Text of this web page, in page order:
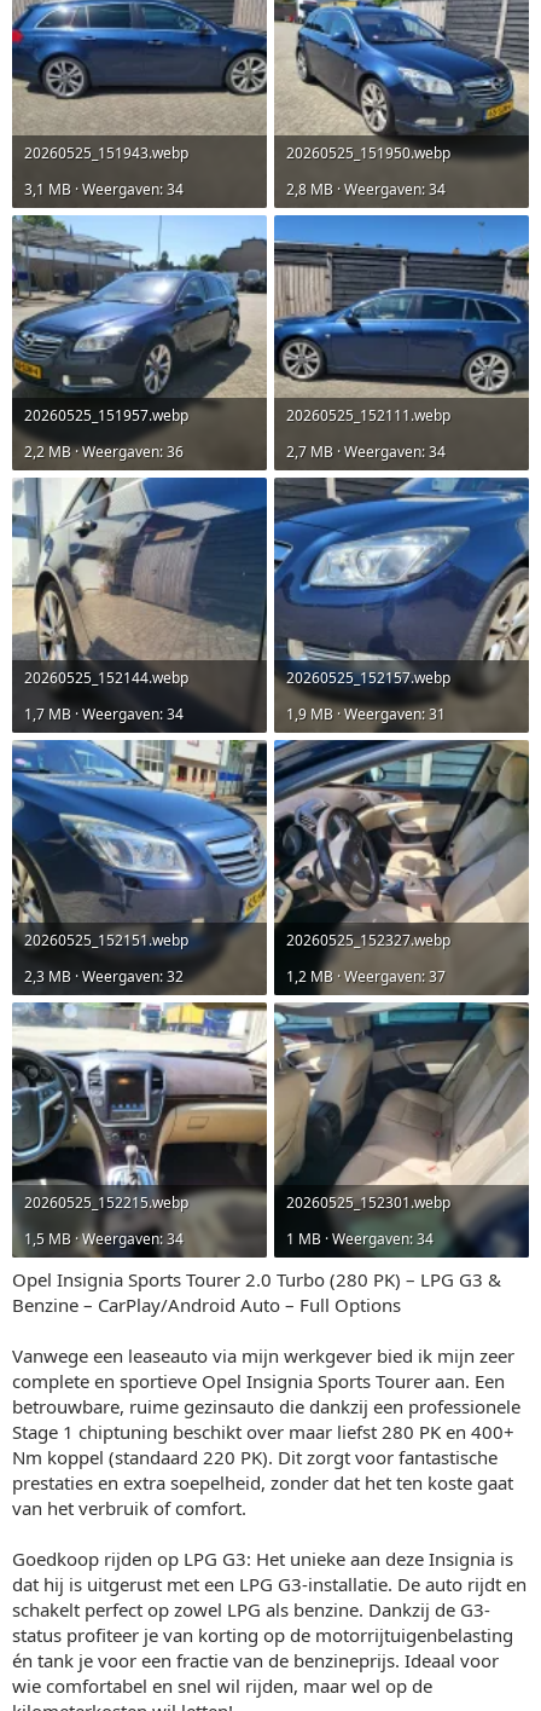
20260525_151943.webp
3,1 MB · Weergaven: 34
20260525_151950.webp
2,8 MB · Weergaven: 34
20260525_151957.webp
2,2 MB · Weergaven: 36
20260525_152111.webp
2,7 MB · Weergaven: 34
20260525_152144.webp
1,7 MB · Weergaven: 34
20260525_152157.webp
1,9 MB · Weergaven: 31
20260525_152151.webp
2,3 MB · Weergaven: 32
20260525_152327.webp
1,2 MB · Weergaven: 37
20260525_152215.webp
1,5 MB · Weergaven: 34
20260525_152301.webp
1 MB · Weergaven: 34
Opel Insignia Sports Tourer 2.0 Turbo (280 PK) – LPG G3 &
Benzine – CarPlay/Android Auto – Full Options
Vanwege een leaseauto via mijn werkgever bied ik mijn zeer
complete en sportieve Opel Insignia Sports Tourer aan. Een
betrouwbare, ruime gezinsauto die dankzij een professionele
Stage 1 chiptuning beschikt over maar liefst 280 PK en 400+
Nm koppel (standaard 220 PK). Dit zorgt voor fantastische
prestaties en extra soepelheid, zonder dat het ten koste gaat
van het verbruik of comfort.
Goedkoop rijden op LPG G3: Het unieke aan deze Insignia is
dat hij is uitgerust met een LPG G3-installatie. De auto rijdt en
schakelt perfect op zowel LPG als benzine. Dankzij de G3-
status profiteer je van korting op de motorrijtuigenbelasting
én tank je voor een fractie van de benzineprijs. Ideaal voor
wie comfortabel en snel wil rijden, maar wel op de